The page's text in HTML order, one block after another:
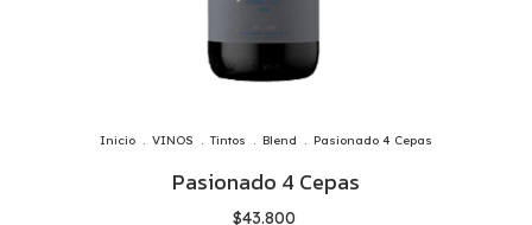
Inicio . VINOS . Tintos . Blend . Pasionado 4 Cepas
Pasionado 4 Cepas
$43.800